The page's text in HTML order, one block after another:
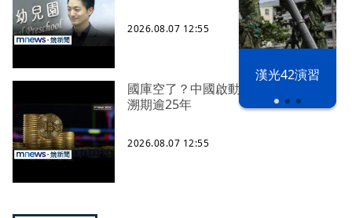
漢光42演習
2026.08.07 12:55
國庫空了？中國啟動全球大追稅 回
溯期逾25年
2026.08.07 12:55